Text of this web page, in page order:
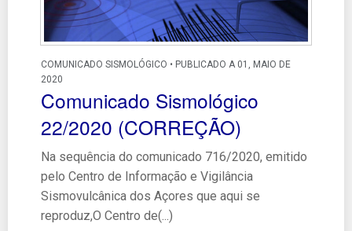
COMUNICADO SISMOLÓGICO • PUBLICADO A 01, MAIO DE
2020
Comunicado Sismológico
22/2020 (CORREÇÃO)
Na sequência do comunicado 716/2020, emitido
pelo Centro de Informação e Vigilância
Sismovulcânica dos Açores que aqui se
reproduz,O Centro de(...)